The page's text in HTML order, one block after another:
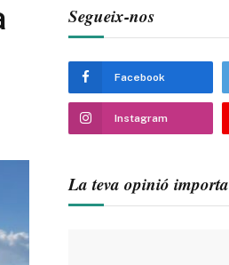
Segueix-nos
Facebook
Instagram
La teva opinió importa